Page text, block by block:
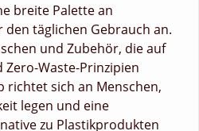
breite Palette an
täglichen Gebrauch an.
und Zubehör, die auf
Waste-Prinzipien
richtet sich an Menschen,
legen und eine
zu Plastikprodukten